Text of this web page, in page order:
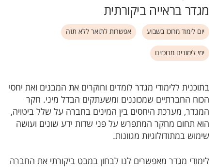
מגדר בראייה ביקורתית
יום לימוד מרוכז בשבוע אפשרות לתואר ללא תזה
ימי לימודים מרוכזים
בתוכנית ללימודי מגדר לומדים וחוקרים את המבנים ואת יחסי
הכוח החברתיים שמכוננים ומשעתקים הבדל מיני. חקר
המגדר, מערכת היחסים בין המינים בחברה על שלל ביטויה,
הוא תחום מחקר המתפרש על פני שדות ידע שונים ועושה
שימוש במתודולוגיות מגוונות.
לימודי מגדר מאפשרים לנו לבחון במבט ביקורתי את החברה